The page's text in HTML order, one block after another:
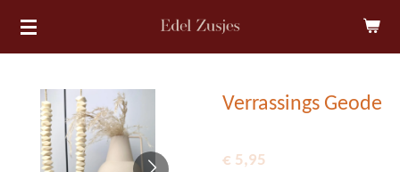
Ga
hoofdinhoud
Verrassings Geode
€ 5,95